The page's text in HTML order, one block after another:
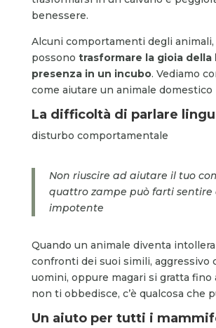
benessere.
Alcuni comportamenti degli
possono trasformare la gioia della
presenza in un incubo. Vediamo
come aiutare un animale domestico
La difficoltà di parlare
disturbo comportamentale
Non riuscire ad aiutare il tuo
quattro zampe può farti sentire
impotente
Quando un animale diventa
confronti dei suoi simili, aggressivo
uomini, oppure magari si gratta fino
non ti obbedisce, c’è qualcosa che
Un aiuto per tutti i